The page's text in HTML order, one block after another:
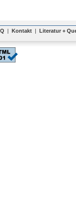
| Kontakt | Literatur +